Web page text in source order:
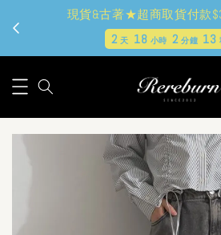
現貨&古著★超商取貨付款
2天 18 小時 2分鐘 10